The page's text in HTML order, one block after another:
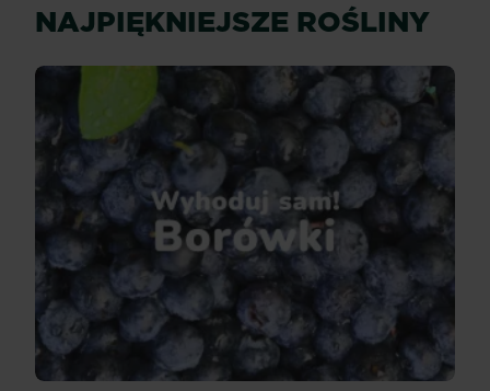
NAJPIĘKNIEJSZE ROŚLINY